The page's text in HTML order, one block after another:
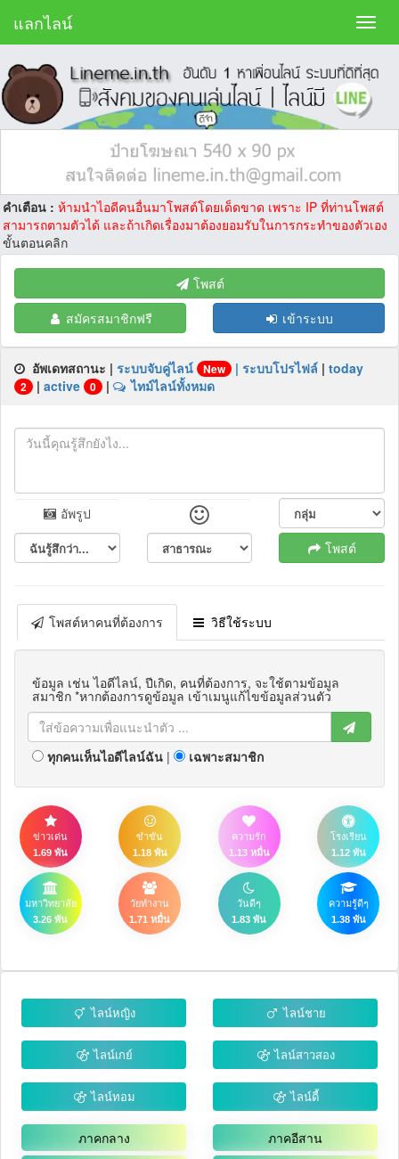
แลกไลน์
คำเตือน : ห้ามนำไอดีคนอื่นมาโพสต์โดยเด็ดขาด เพราะ IP ที่ท่านโพสต์
สามารถตามตัวได้ และถ้าเกิดเรื่องมาต้องยอมรับในการกระทำของตัวเอง
ขั้นตอนคลิก
โพสต์
สมัครสมาชิกฟรี
เข้าระบบ
อัพเดทสถานะ | ระบบจับคู่ไลน์ New | ระบบโปรไฟล์ | today
2 | active 0 | ไทม์ไลน์ทั้งหมด
อัพรูป
โพสต์
โพสต์หาคนที่ต้องการ วิธีใช้ระบบ
ข้อมูล เช่น ไอดีไลน์, ปีเกิด, คนที่ต้องการ, จะใช้ตามข้อมูล
สมาชิก *หากต้องการดูข้อมูล เข้าเมนูแก้ไขข้อมูลส่วนตัว
ทุกคนเห็นไอดีไลน์ฉัน | เฉพาะสมาชิก
ข่าวเด่น
1.69 พัน
ขำขัน
1.18 พัน
ความรัก
1.13 หมื่น
โรงเรียน
1.12 พัน
มหาวิทยาลัย
3.26 พัน
วัยทำงาน
1.71 หมื่น
วันดีๆ
1.83 พัน
ความรู้ดีๆ
1.38 พัน
ไลน์หญิง ไลน์ชาย
ไลน์เกย์ ไลน์สาวสอง
ไลน์ทอม ไลน์ดี้
ภาคกลาง
ภาคอีสาน